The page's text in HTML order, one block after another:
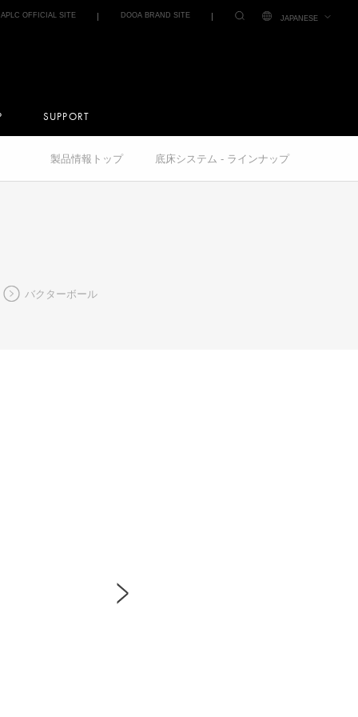
OFFICIAL SITE DOOA BRAND SITE JAPANESE
SUPPORT
製品情報トップ 底床システム - ラインナップ
バクターボール